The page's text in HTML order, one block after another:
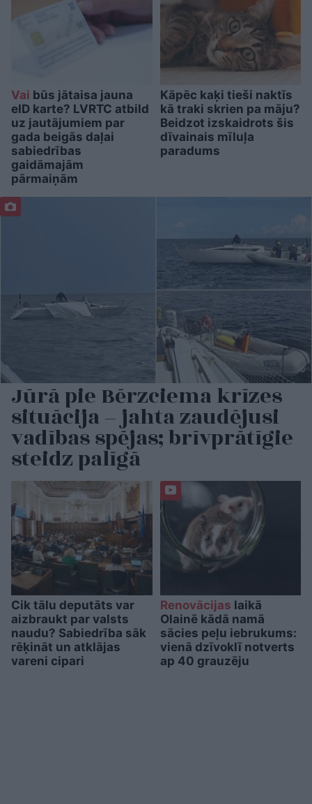
Vai būs jātaisa jauna
eID karte? LVRTC atbild
uz jautājumiem par
gada beigās daļai
sabiedrības
gaidāmajām
pārmaiņām
Kāpēc kaķi tieši naktīs
kā traki skrien pa māju?
Beidzot izskaidrots šis
dīvainais mīluļa
paradums
Jūrā pie Bērzciema krīzes
situācija – jahta zaudējusi
vadības spējas; brīvprātīgie
steidz palīgā
Cik tālu deputāts var
aizbraukt par valsts
naudu? Sabiedrība sāk
rēķināt un atklājas
vareni cipari
Renovācijas laikā
Olainē kādā namā
sācies peļu iebrukums:
vienā dzīvoklī notverts
ap 40 grauzēju